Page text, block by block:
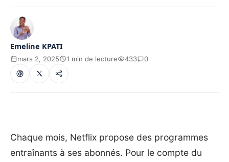
Emeline KPATI
mars 2, 2025 1 min de lecture 433 0
Chaque mois, Netflix propose des programmes
entraînants à ses abonnés. Pour le compte du